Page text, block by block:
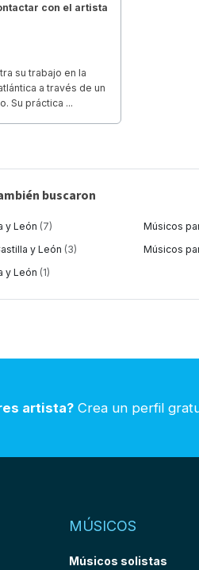
con el artista
su trabajo en la
a través de un
Su práctica ...
buscaron
y León (7) Músicos
y León (3) Músicos
y León (1)
artista? Crea un perfil
MÚSICOS
Músicos solistas